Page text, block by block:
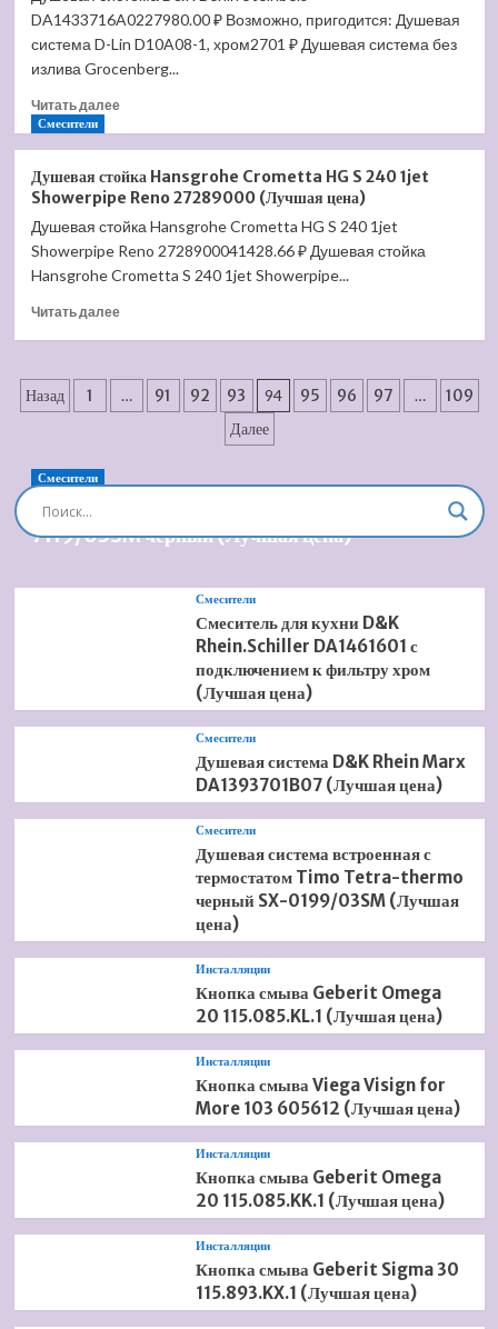
Metropol
Classic
31302000
(Лучшая
цена)
DA1433716A0227980.00 ₽ Возможно, пригодится: Душевая
система D-Lin D10A08-1, хром2701 ₽ Душевая система без
излива Grocenberg...
Читать далееПрочитать
система
D&K
Berlin
Steinbeis
DA1433716A02
цена)
Смесители
Душевая стойка Hansgrohe Crometta HG S 240 1jet
Showerpipe Reno 27289000 (Лучшая цена)
Душевая стойка Hansgrohe Crometta HG S 240 1jet
Showerpipe Reno 2728900041428.66 ₽ Душевая стойка
Hansgrohe Crometta S 240 1jet Showerpipe...
Читать далееПрочитать
стойка
Hansgrohe
Showerpipe
Пагинация
Назад 1 … 91 92 93 94 95 96 97 …
109
Далее
Смесители
Душевая система встроенная Timo Briana SX-
7119/03SM черный (Лучшая цена)
Смесители
Смеситель для кухни D&K
Rhein.Schiller DA1461601 с
подключением к фильтру хром
(Лучшая цена)
Смесители
Душевая система D&K Rhein Marx
DA1393701B07 (Лучшая цена)
Смесители
Душевая система встроенная с
термостатом Timo Tetra-thermo
черный SX-0199/03SM (Лучшая
цена)
Инсталляции
Кнопка смыва Geberit Omega
20 115.085.KL.1 (Лучшая цена)
Инсталляции
Кнопка смыва Viega Visign for
More 103 605612 (Лучшая цена)
Инсталляции
Кнопка смыва Geberit Omega
20 115.085.KK.1 (Лучшая цена)
Инсталляции
Кнопка смыва Geberit Sigma 30
115.893.KX.1 (Лучшая цена)